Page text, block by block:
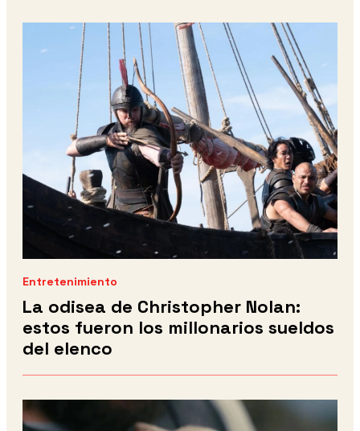
Entretenimiento
La odisea de Christopher Nolan:
estos fueron los millonarios sueldos
del elenco